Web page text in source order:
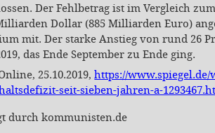
Der Fehlbetrag ist im Vergleich
Dollar (885 Milliarden Euro)
mit. Der starke Anstieg von rund 26
das Ende September zu Ende ging.
25.10.2019,https://
seit-sieben-jahren-a-
durch kommunisten.de